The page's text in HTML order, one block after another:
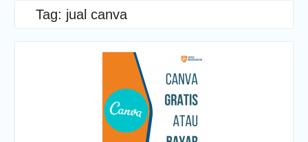
Tag: jual canva